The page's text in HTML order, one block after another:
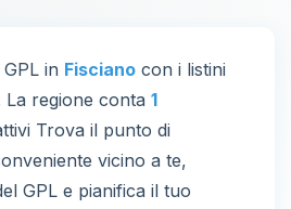
in Fisciano con i listini
regione conta 1
Trova il punto di
vicino a te,
GPL e pianifica il tuo